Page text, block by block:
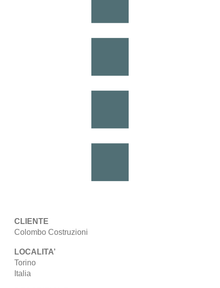
CLIENTE
Colombo Costruzioni
LOCALITA’
Torino
Italia